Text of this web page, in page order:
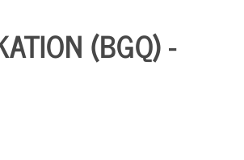
(BGQ) -